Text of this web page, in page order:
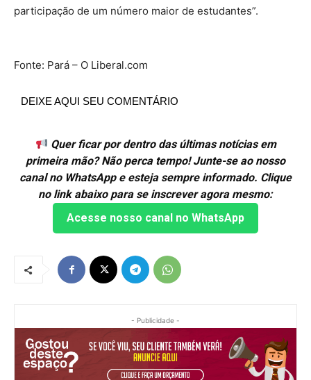
participação de um número maior de estudantes”.
Fonte: Pará – O Liberal.com
DEIXE AQUI SEU COMENTÁRIO
Quer ficar por dentro das últimas notícias em
primeira mão? Não perca tempo! Junte-se ao nosso
canal no WhatsApp e esteja sempre informado. Clique
no link abaixo para se inscrever agora mesmo:
Acesse nosso canal no WhatsApp
- Publicidade -